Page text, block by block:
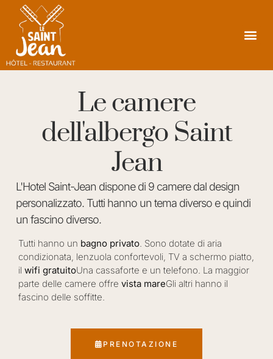
Le camere
dell'albergo Saint
Jean
L'Hotel Saint-Jean dispone di 9 camere dal design
personalizzato. Tutti hanno un tema diverso e quindi
un fascino diverso.
Tutti hanno un bagno privato. Sono dotate di aria
condizionata, lenzuola confortevoli, TV a schermo piatto,
il wifi gratuitoUna cassaforte e un telefono. La maggior
parte delle camere offre vista mareGli altri hanno il
fascino delle soffitte.
PRENOTAZIONE